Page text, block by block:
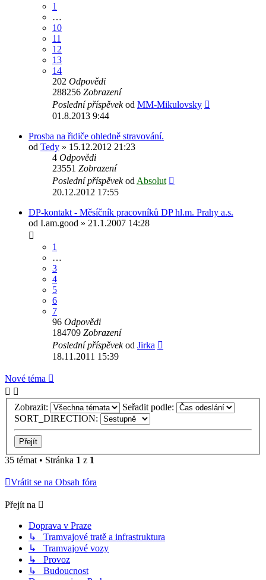
1
…
10
11
12
13
14
202 Odpovědi
288256 Zobrazení
Poslední příspěvekod MM-Mikulovsky
01.8.2013 9:44
Prosba na řidiče ohledně stravování.
od Tedy » 15.12.2012 21:23
4 Odpovědi
23551 Zobrazení
Poslední příspěvekod Absolut
20.12.2012 17:55
DP-kontakt - Měsíčník pracovníků DP hl.m. Prahy a.s.
od I.am.good » 21.1.2007 14:28
1
…
3
4
5
6
7
96 Odpovědi
184709 Zobrazení
Poslední příspěvekod Jirka
18.11.2011 15:39
Nové téma
Zobrazit:
Seřadit podle:
SORT_DIRECTION:
35 témat • Stránka 1 z 1
Vrátit se na Obsah fóra
Přejít na
Doprava v Praze
↳ Tramvajové tratě a infrastruktura
↳ Tramvajové vozy
↳ Provoz
↳ Budoucnost